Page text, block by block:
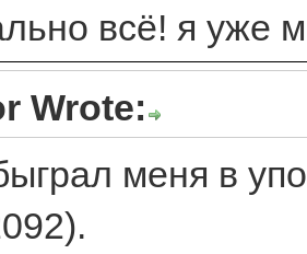
всё! я уже
Wrote:
меня в